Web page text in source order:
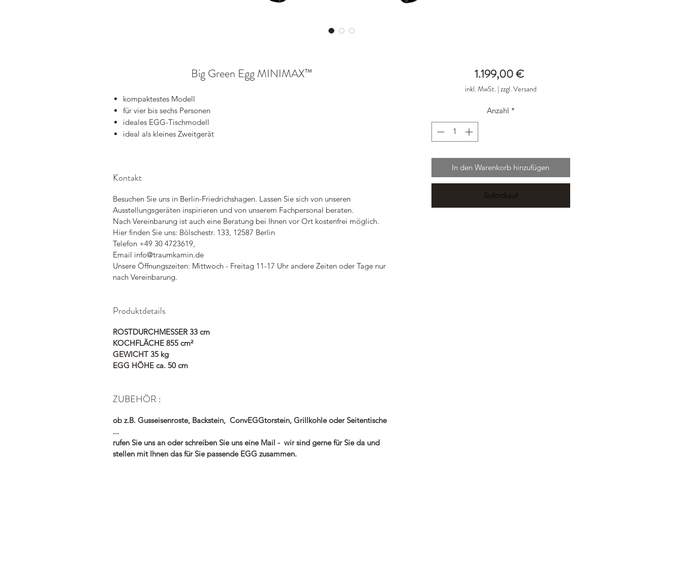
Big Green Egg MINIMAX™
kompaktestes Modell
für vier bis sechs Personen
ideales EGG-Tischmodell
ideal als kleines Zweitgerät
Kontakt
Besuchen Sie uns in Berlin-Friedrichshagen. Lassen Sie sich von unseren
Ausstellungsgeräten inspirieren und von unserem Fachpersonal beraten.
Nach Vereinbarung ist auch eine Beratung bei Ihnen vor Ort kostenfrei möglich.
Hier finden Sie uns: Bölschestr. 133, 12587 Berlin
Telefon +49 30 4723619,
Email info@traumkamin.de
Unsere Öffnungszeiten: Mittwoch - Freitag 11-17 Uhr andere Zeiten oder Tage nur
nach Vereinbarung.
Produktdetails
ROSTDURCHMESSER 33 cm
KOCHFLÄCHE 855 cm²
GEWICHT 35 kg
EGG HÖHE ca. 50 cm
ZUBEHÖR :
ob z.B. Gusseisenroste, Backstein, ConvEGGtorstein, Grillkohle oder Seitentische
...
rufen Sie uns an oder schreiben Sie uns eine Mail - wir sind gerne für Sie da und
stellen mit Ihnen das für Sie passende EGG zusammen.
1.199,00 €Preis
inkl. MwSt. | zzgl. Versand
Anzahl *
In den Warenkorb hinzufügen
Sofortkauf